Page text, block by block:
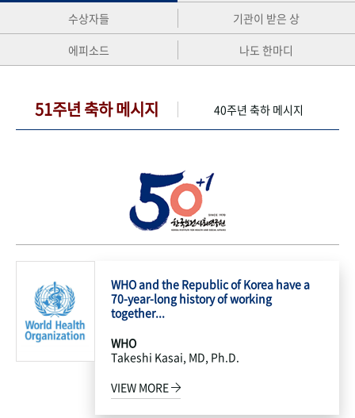
수상자들
기관이 받은 상
에피소드
나도 한마디
51주년 축하 메시지 40주년 축하 메시지
WHO and the Republic of Korea have a
70-year-long history of working
together...
WHO
Takeshi Kasai, MD, Ph.D.
VIEW MORE